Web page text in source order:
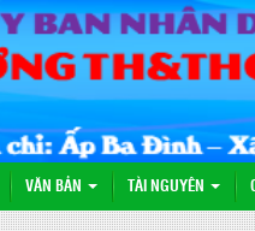
VĂN BẢN TÀI NGUYÊN